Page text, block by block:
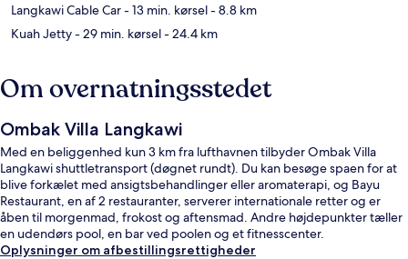
Langkawi Cable Car- 13 min. kørsel- 8.8 km
Kuah Jetty- 29 min. kørsel- 24.4 km
Om overnatningsstedet
Ombak Villa Langkawi
Med en beliggenhed kun 3 km fra lufthavnen tilbyder Ombak Villa
Langkawi shuttletransport (døgnet rundt). Du kan besøge spaen for at
blive forkælet med ansigtsbehandlinger eller aromaterapi, og Bayu
Restaurant, en af 2 restauranter, serverer internationale retter og er
åben til morgenmad, frokost og aftensmad. Andre højdepunkter tæller
en udendørs pool, en bar ved poolen og et fitnesscenter.
Oplysninger om afbestillingsrettigheder